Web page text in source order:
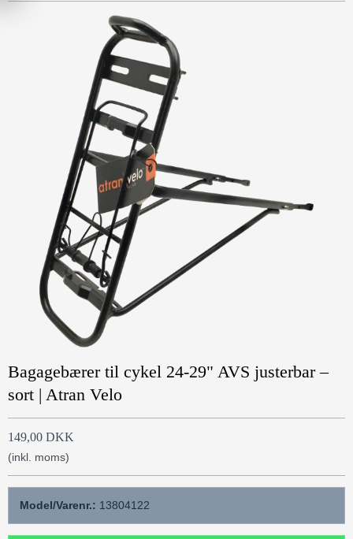
Bagagebærer til cykel 24-29" AVS justerbar –
sort | Atran Velo
149,00 DKK
(inkl. moms)
Model/Varenr.: 13804122